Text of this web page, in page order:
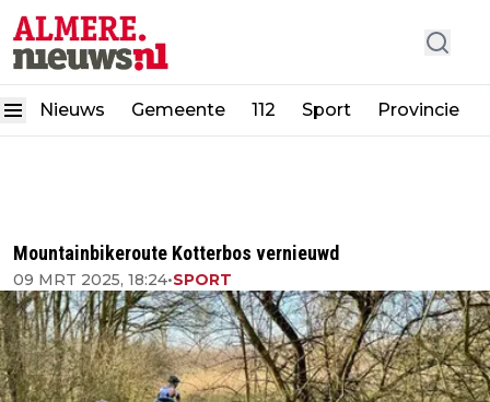
Nieuws Gemeente 112 Sport Provincie
Mountainbikeroute Kotterbos vernieuwd
09 MRT 2025, 18:24•SPORT